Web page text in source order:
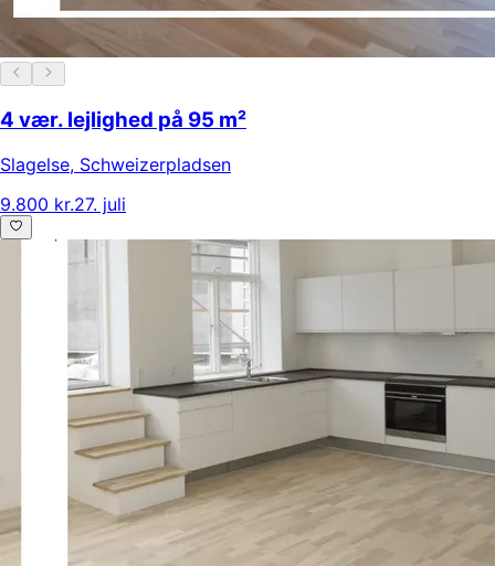
4 vær. lejlighed på 95 m²
Slagelse, Schweizerpladsen
9.800 kr.27. juli